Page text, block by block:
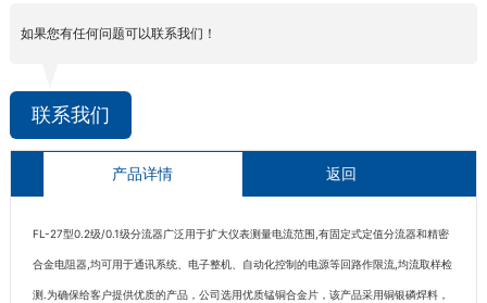
如果您有任何问题可以联系我们！
联系我们
产品详情 返回
FL-27型0.2级/0.1级分流器广泛用于扩大仪表测量电流范围,有固定式定值分流器和精密
合金电阻器,均可用于通讯系统、电子整机、自动化控制的电源等回路作限流,均流取样检
测.为确保给客户提供优质的产品，公司选用优质锰铜合金片，该产品采用铜银磷焊料，